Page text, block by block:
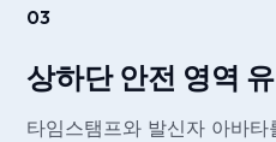
03
상하단 안전 영역
타임스탬프와 발신자 아바타